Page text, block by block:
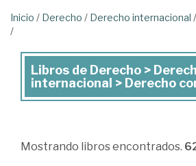
Inicio / Derecho / Derecho internacional /
/
Libros
de
>
Libros de Derecho >
internacional > Derecho
Mostrando libros encontrados.